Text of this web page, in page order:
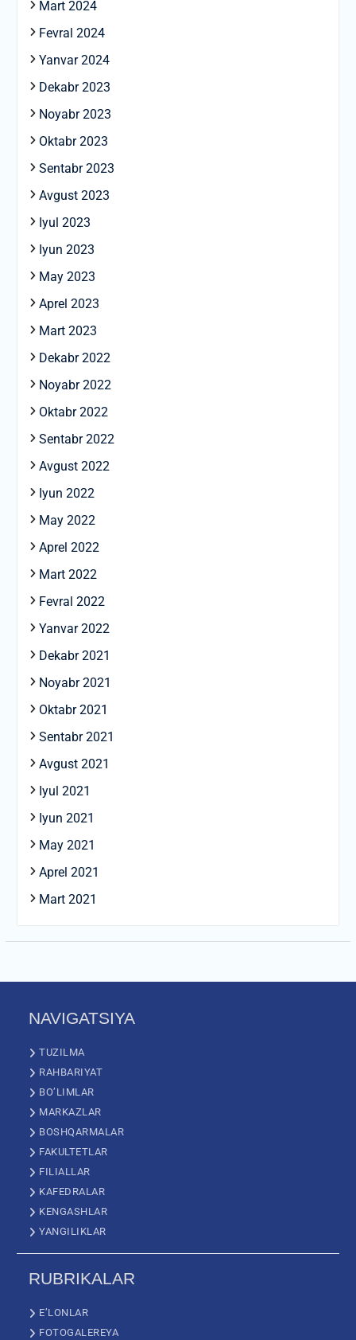
Mart 2024
Fevral 2024
Yanvar 2024
Dekabr 2023
Noyabr 2023
Oktabr 2023
Sentabr 2023
Avgust 2023
Iyul 2023
Iyun 2023
May 2023
Aprel 2023
Mart 2023
Dekabr 2022
Noyabr 2022
Oktabr 2022
Sentabr 2022
Avgust 2022
Iyun 2022
May 2022
Aprel 2022
Mart 2022
Fevral 2022
Yanvar 2022
Dekabr 2021
Noyabr 2021
Oktabr 2021
Sentabr 2021
Avgust 2021
Iyul 2021
Iyun 2021
May 2021
Aprel 2021
Mart 2021
NAVIGATSIYA
TUZILMA
RAHBARIYAT
BO’LIMLAR
MARKAZLAR
BOSHQARMALAR
FAKULTETLAR
FILIALLAR
KAFEDRALAR
KENGASHLAR
YANGILIKLAR
RUBRIKALAR
E’LONLAR
FOTOGALEREYA